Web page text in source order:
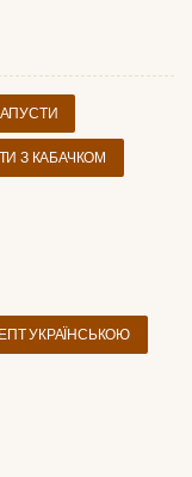
З КАБАЧКОМ
УКРАЇНСЬКОЮ